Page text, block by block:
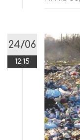
24/06
12:15